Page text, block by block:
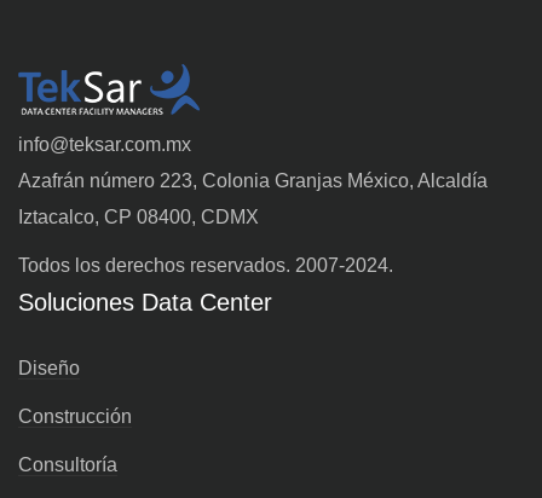
info@teksar.com.mx
Azafrán número 223, Colonia Granjas México, Alcaldía
Iztacalco, CP 08400, CDMX
Todos los derechos reservados. 2007-2024.
Soluciones Data Center
Diseño
Construcción
Consultoría